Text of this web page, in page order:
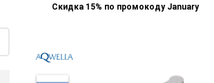
Скидка 15% по промокоду January